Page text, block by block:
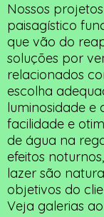
Nossos
paisagístico
que vão do
soluções por
relacionados
escolha
luminosidade e
facilidade e
de água na
efeitos
lazer são
objetivos do
​Veja galerias